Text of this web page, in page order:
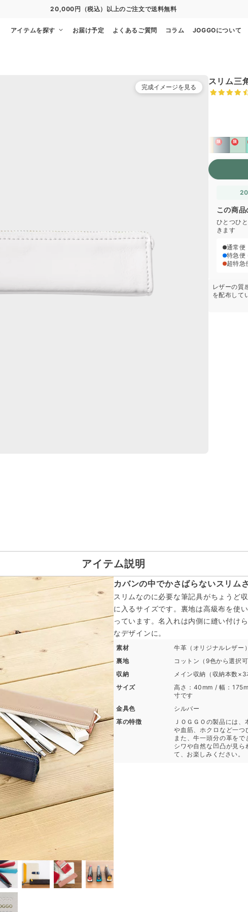
通常便 8/27 特急便 8/21 超特急便 8/15
アイテムを探す お届け予定 よくあるご質問 コラム JOGGOについて
完成イメージを見る
限 限
スリム三
この商
ひとつひ
きます
通常便
特急便
超特急
レザーの質
を配布して
アイテム説明
カバンの中でかさばらないスリムさ
スリムなのに必要な筆記具がちょうど
に入るサイズです。裏地は高級布を使
っています。名入れは内側に縫い付け
なデザインに。
素材
牛革（オリジナルレザー）
裏地
コットン（9色から選択可
収納
メイン収納（収納本数×3
サイズ
高さ：40mm / 幅：
寸です
金具色
シルバー
革の特徴
ＪＯＧＧＯの製品には
や血筋、ホクロなど一つ
また、牛一頭分の革を
シワや自然な凹凸が見
て、お楽しみください。